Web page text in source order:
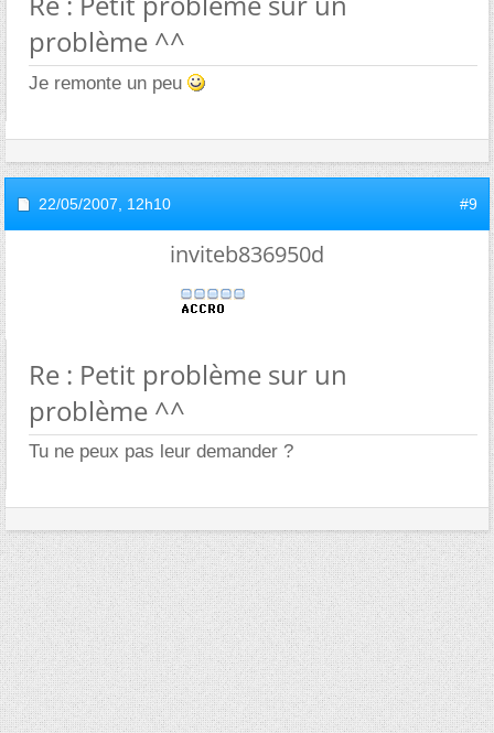
problème ^^
Je remonte un peu
22/05/2007, 12h10 #9
inviteb836950d
Re : Petit problème sur un
problème ^^
Tu ne peux pas leur demander ?